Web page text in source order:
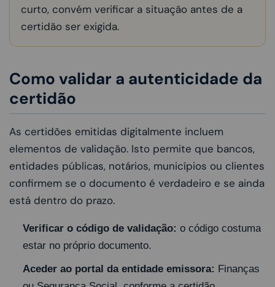
curto, convém verificar a situação antes de a
certidão ser exigida.
Como validar a autenticidade da
certidão
As certidões emitidas digitalmente incluem
elementos de validação. Isto permite que bancos,
entidades públicas, notários, municípios ou clientes
confirmem se o documento é verdadeiro e se ainda
está dentro do prazo.
Verificar o código de validação: o código costuma
estar no próprio documento.
Aceder ao portal da entidade emissora: Finanças